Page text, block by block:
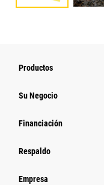
Productos
Su Negocio
Financiación
Respaldo
Empresa